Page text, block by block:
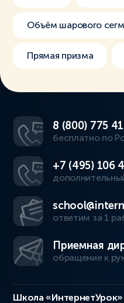
Объём шарового
Прямая призма
8 (800) 775
бесплатно по
+7 (495) 106
ответим за 1
Приемная
обращение к
Школа «ИнтернетУрок»